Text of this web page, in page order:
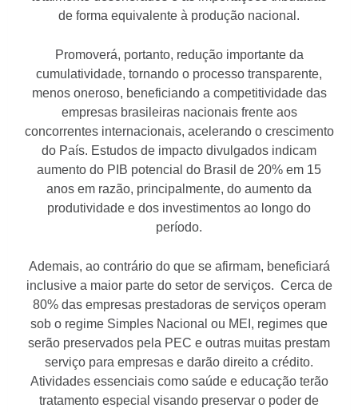
de forma equivalente à produção nacional.
Promoverá, portanto, redução importante da
cumulatividade, tornando o processo transparente,
menos oneroso, beneficiando a competitividade das
empresas brasileiras nacionais frente aos
concorrentes internacionais, acelerando o crescimento
do País. Estudos de impacto divulgados indicam
aumento do PIB potencial do Brasil de 20% em 15
anos em razão, principalmente, do aumento da
produtividade e dos investimentos ao longo do
período.
Ademais, ao contrário do que se afirmam, beneficiará
inclusive a maior parte do setor de serviços. Cerca de
80% das empresas prestadoras de serviços operam
sob o regime Simples Nacional ou MEI, regimes que
serão preservados pela PEC e outras muitas prestam
serviço para empresas e darão direito a crédito.
Atividades essenciais como saúde e educação terão
tratamento especial visando preservar o poder de